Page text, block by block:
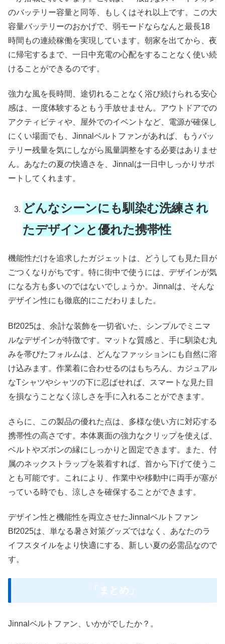
のバッテリー容量と同等、もしくはそれ以上です。この大
容量バッテリーのおかげで、弱モードならなんと最長18
時間もの連続稼働を実現しています。朝家を出てから、夜
に帰宅するまで、一日中充電の心配をすることなく使い続
けることができるのです。
強力な風を長時間、途切れることなく浴び続けられる安心
感は、一度体験するともう手放せません。アウトドアでの
アクティビティや、屋外でのイベントなど、電源が確保し
にくい場面でも、Jinnalベルトファンがあれば、もうバッ
テリー残量を気にしながら風量調整をする必要はありませ
ん。あなたの夏の快適さを、Jinnalは一日中しっかりサポ
ートしてくれます。
どんなシーンにも馴染む洗練され
たデザインと優れた携帯性
機能性だけを追求したガジェットは、どうしても見た目が
ごつくなりがちです。特に街中で使うには、デザインが気
になる方も多いのではないでしょうか。Jinnalは、そんな
デザイン性にも徹底的にこだわりました。
Bf2025は、余計な装飾を一切省いた、シンプルでミニマ
ルなデザインが特徴です。マットな質感と、手に馴染む丸
みを帯びたフォルムは、どんなファッションにも自然に溶
け込みます。作業着に合わせるのはもちろん、カジュアル
なTシャツやシャツの下に忍ばせれば、スマートな見た目
を損なうことなく涼しさを手に入れることができます。
さらに、この製品の優れた点は、多様な使い方に対応する
携帯性の高さです。本体裏面の強力なクリップを使えば、
ベルトやズボンの縁にしっかりと固定できます。また、付
属のネックストラップを装着すれば、首から下げて使うこ
とも可能です。これにより、作業中や移動中に両手が塞が
っている時でも、涼しさを確保することができます。
デザイン性と機能性を両立させたJinnalベルトファン
Bf2025は、単なる暑さ対策グッズではなく、あなたのラ
イフスタイルをより快適にする、新しい夏の必需品なので
す。
「まとめ」
Jinnalベルトファン、いかがでしたか？。